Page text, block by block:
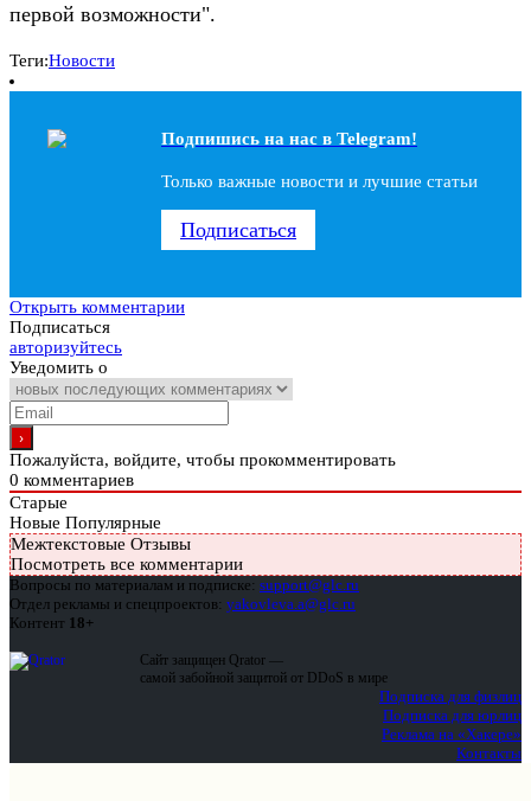
первой возможности".
Теги:Новости
Подпишись на наc в Telegram!
Только важные новости и лучшие статьи
Подписаться
Открыть комментарии
Подписаться
авторизуйтесь
Уведомить о
Пожалуйста, войдите, чтобы прокомментировать
0 комментариев
Старые
Новые Популярные
Межтекстовые Отзывы
Посмотреть все комментарии
Вопросы по материалам и подписке: support@glc.ru
Отдел рекламы и спецпроектов: yakovleva.a@glc.ru
Контент 18+
Сайт защищен Qrator —
самой забойной защитой от DDoS в мире
Подписка для физлиц
Подписка для юрлиц
Реклама на «Хакере»
Контакты